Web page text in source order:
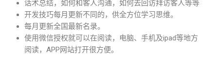
话术总结，如何和客人沟通，如何去回访拜访客人等等
开发技巧每月更新不同的，供全方位学习思维。
每月更新全国最新名录。
使用微信授权就可以在阅读，电脑、手机及ipad等地方
阅读，APP网站打开很方便。